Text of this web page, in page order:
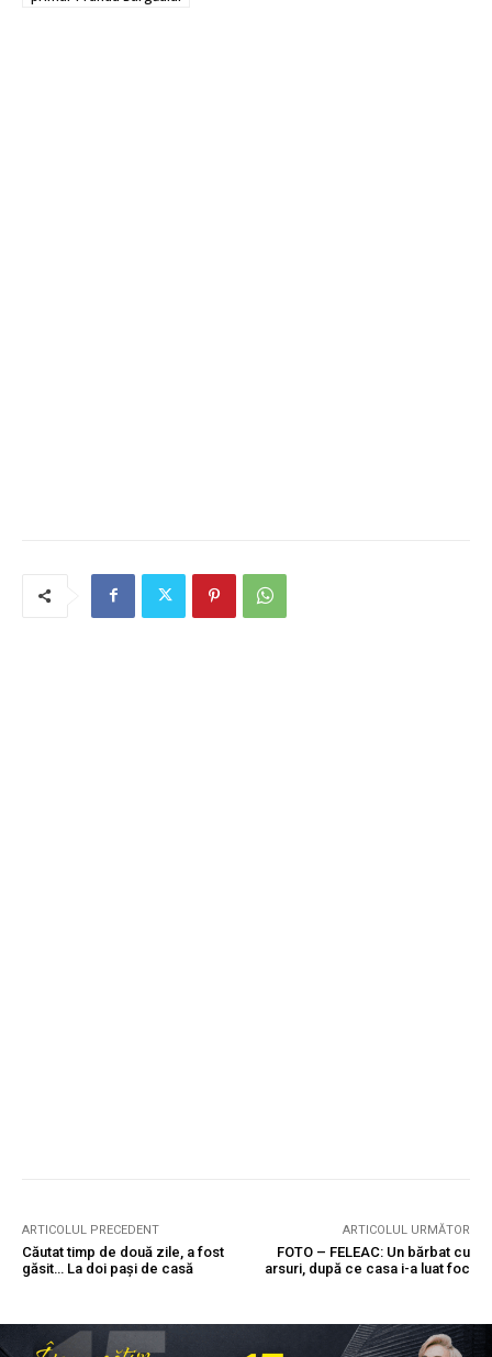
ARTICOLUL PRECEDENT
Căutat timp de două zile, a fost
găsit… La doi pași de casă
ARTICOLUL URMĂTOR
FOTO – FELEAC: Un bărbat cu
arsuri, după ce casa i-a luat foc